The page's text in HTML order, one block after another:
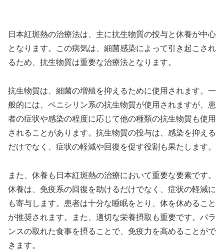
日本紅斑熱の治療法は、主に抗生物質の投与と休養が中心
となります。この病気は、細菌感染によって引き起こされ
るため、抗生物質は重要な治療法となります。
抗生物質は、細菌の増殖を抑えるために使用されます。一
般的には、ペニシリン系の抗生物質が使用されますが、患
者の症状や感染の程度に応じて他の種類の抗生物質も使用
されることがあります。抗生物質の投与は、感染を抑える
だけでなく、症状の軽減や回復を促す役割も果たします。
また、休養も日本紅斑熱の治療において重要な要素です。
休養は、免疫系の回復を助けるだけでなく、症状の軽減に
も寄与します。患者は十分な睡眠をとり、体を休めること
が推奨されます。また、適切な栄養摂取も重要です。バラ
ンスの取れた食事を摂ることで、免疫力を高めることがで
きます。